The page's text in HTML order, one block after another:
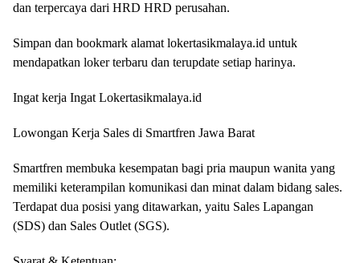
dan terpercaya dari HRD HRD perusahan.
Simpan dan bookmark alamat lokertasikmalaya.id untuk
mendapatkan loker terbaru dan terupdate setiap harinya.
Ingat kerja Ingat Lokertasikmalaya.id
Lowongan Kerja Sales di Smartfren Jawa Barat
Smartfren membuka kesempatan bagi pria maupun wanita yang
memiliki keterampilan komunikasi dan minat dalam bidang sales.
Terdapat dua posisi yang ditawarkan, yaitu Sales Lapangan
(SDS) dan Sales Outlet (SGS).